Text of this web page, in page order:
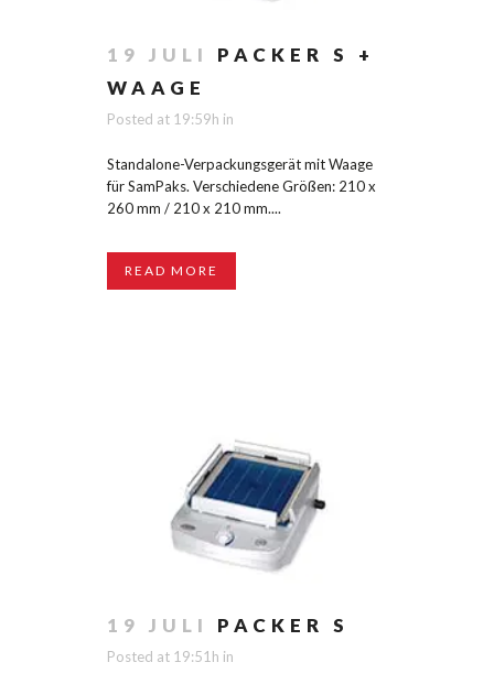
19 JULI
PACKER S +
WAAGE
Posted at 19:59h in
Standalone-Verpackungsgerät mit Waage
für SamPaks. Verschiedene Größen: 210 x
260 mm / 210 x 210 mm....
READ MORE
19 JULI PACKER S
Posted at 19:51h in